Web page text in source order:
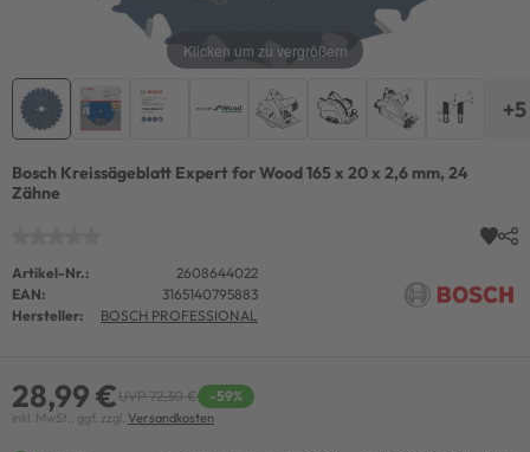
Klicken um zu vergrößern
+5
Bosch Kreissägeblatt Expert for Wood 165 x 20 x 2,6 mm, 24
Zähne
Artikel-Nr.:
2608644022
EAN:
3165140795883
Hersteller:
BOSCH PROFESSIONAL
28,99 €UVP 72,30 € -59%
inkl. MwSt., ggf. zzgl. Versandkosten